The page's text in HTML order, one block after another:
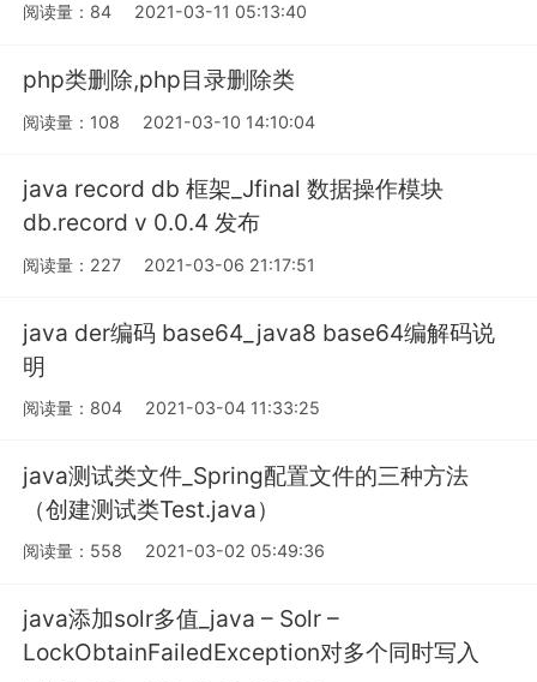
阅读量：84 2021-03-11 05:13:40
php类删除,php目录删除类
阅读量：108 2021-03-10 14:10:04
java record db 框架_Jfinal 数据操作模块
db.record v 0.0.4 发布
阅读量：227 2021-03-06 21:17:51
java der编码 base64_java8 base64编解码说
明
阅读量：804 2021-03-04 11:33:25
java测试类文件_Spring配置文件的三种方法
（创建测试类Test.java）
阅读量：558 2021-03-02 05:49:36
java添加solr多值_java – Solr –
LockObtainFailedException对多个同时写入